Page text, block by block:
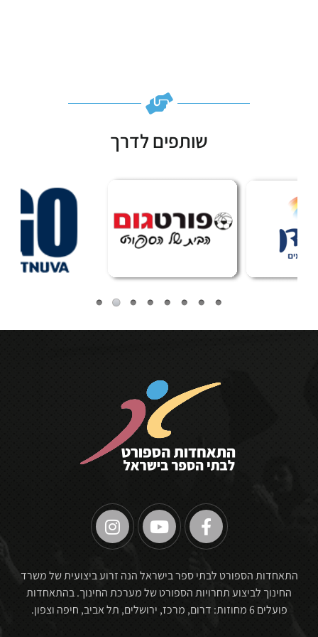
Subscribe
שותפים לדרך
התאחדות הספורט לבתי ספר בישראל הנה זרוע ביצועית של משרד
החינוך לביצוע תחרויות הספורט של מערכת החינוך. בהתאחדות
פועלים 6 מחוזות: דרום, מרכז, ירושלים, תל אביב, חיפה וצפון.